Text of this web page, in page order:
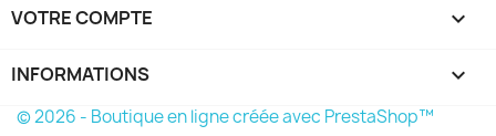
VOTRE COMPTE 
INFORMATIONS keyboard_arrow_down
© 2026 - Boutique en ligne créée avec PrestaShop™